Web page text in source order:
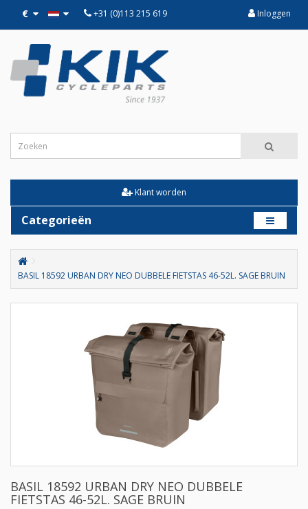
€ +31 (0)113 215 619 Inloggen
Klant worden
Categorieën
BASIL 18592 URBAN DRY NEO DUBBELE FIETSTAS 46-52L. SAGE BRUIN
BASIL 18592 URBAN DRY NEO DUBBELE
FIETSTAS 46-52L. SAGE BRUIN